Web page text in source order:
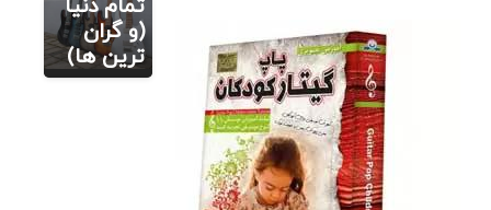
تمام دنیا
(و گران
ترین ها)